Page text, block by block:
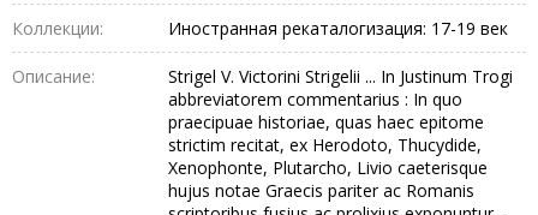
Коллекции: Иностранная рекаталогизация: 17-19 век
Описание:
Strigel V. Victorini Strigelii ... In Justinum Trogi
abbreviatorem commentarius : In quo
praecipuae historiae, quas haec epitome
strictim recitat, ex Herodoto, Thucydide,
Xenophonte, Plutarcho, Livio caeterisque
hujus notae Graecis pariter ac Romanis